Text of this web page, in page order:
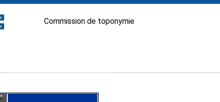
Commission de toponymie